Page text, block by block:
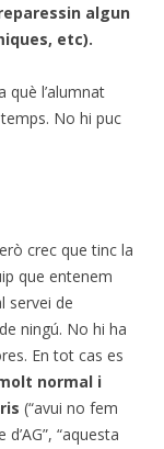
algun
etc).
què l’alumnat
No hi puc
crec que tinc la
que entenem
servei de
ningú. No hi ha
En tot cas es
normal i
(“avui no fem
“aquesta